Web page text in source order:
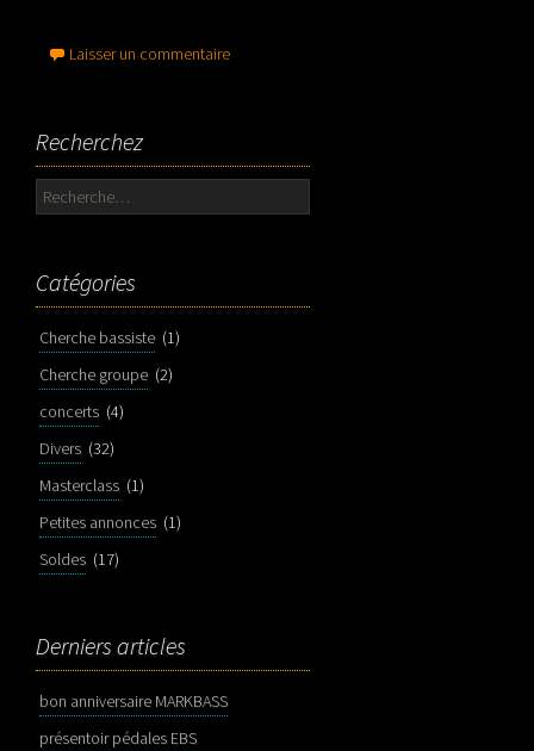
Laisser un commentaire
Recherchez
Rechercher :
Catégories
Cherche bassiste (1)
Cherche groupe (2)
concerts (4)
Divers (32)
Masterclass (1)
Petites annonces (1)
Soldes (17)
Derniers articles
bon anniversaire MARKBASS
présentoir pédales EBS